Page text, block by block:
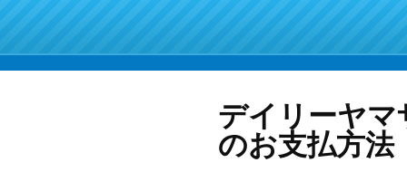
デイリーヤマ
のお支払方法